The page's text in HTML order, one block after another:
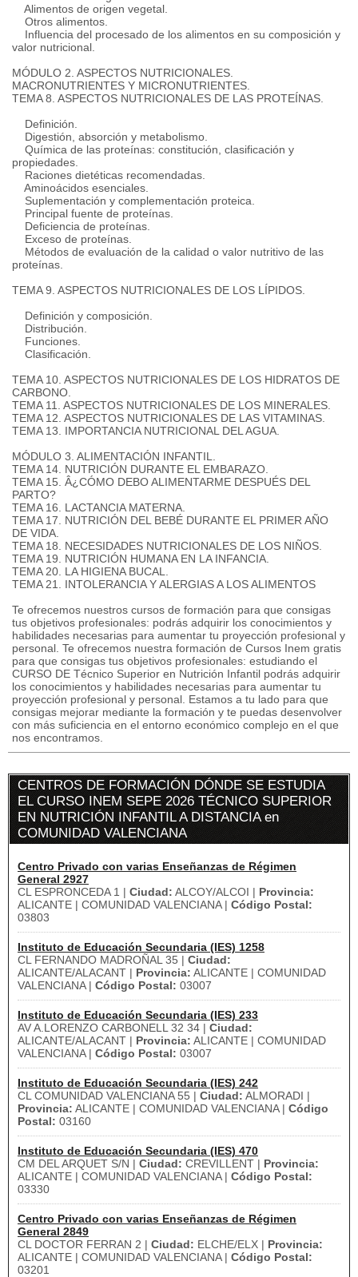
Alimentos de origen vegetal.
Otros alimentos.
Influencia del procesado de los alimentos en su composición y
valor nutricional.
MÓDULO 2. ASPECTOS NUTRICIONALES.
MACRONUTRIENTES Y MICRONUTRIENTES.
TEMA 8. ASPECTOS NUTRICIONALES DE LAS PROTEÍNAS.
Definición.
Digestión, absorción y metabolismo.
Química de las proteínas: constitución, clasificación y
propiedades.
Raciones dietéticas recomendadas.
Aminoácidos esenciales.
Suplementación y complementación proteica.
Principal fuente de proteínas.
Deficiencia de proteínas.
Exceso de proteínas.
Métodos de evaluación de la calidad o valor nutritivo de las
proteínas.
TEMA 9. ASPECTOS NUTRICIONALES DE LOS LÍPIDOS.
Definición y composición.
Distribución.
Funciones.
Clasificación.
TEMA 10. ASPECTOS NUTRICIONALES DE LOS HIDRATOS DE
CARBONO.
TEMA 11. ASPECTOS NUTRICIONALES DE LOS MINERALES.
TEMA 12. ASPECTOS NUTRICIONALES DE LAS VITAMINAS.
TEMA 13. IMPORTANCIA NUTRICIONAL DEL AGUA.
MÓDULO 3. ALIMENTACIÓN INFANTIL.
TEMA 14. NUTRICIÓN DURANTE EL EMBARAZO.
TEMA 15. Â¿CÓMO DEBO ALIMENTARME DESPUÉS DEL
PARTO?
TEMA 16. LACTANCIA MATERNA.
TEMA 17. NUTRICIÓN DEL BEBÉ DURANTE EL PRIMER AÑO
DE VIDA.
TEMA 18. NECESIDADES NUTRICIONALES DE LOS NIÑOS.
TEMA 19. NUTRICIÓN HUMANA EN LA INFANCIA.
TEMA 20. LA HIGIENA BUCAL.
TEMA 21. INTOLERANCIA Y ALERGIAS A LOS ALIMENTOS
Te ofrecemos nuestros cursos de formación para que consigas
tus objetivos profesionales: podrás adquirir los conocimientos y
habilidades necesarias para aumentar tu proyección profesional y
personal. Te ofrecemos nuestra formación de Cursos Inem gratis
para que consigas tus objetivos profesionales: estudiando el
CURSO DE Técnico Superior en Nutrición Infantil podrás adquirir
los conocimientos y habilidades necesarias para aumentar tu
proyección profesional y personal. Estamos a tu lado para que
consigas mejorar mediante la formación y te puedas desenvolver
con más suficiencia en el entorno económico complejo en el que
nos encontramos.
CENTROS DE FORMACIÓN DÓNDE SE ESTUDIA
EL CURSO INEM SEPE 2026 TÉCNICO SUPERIOR
EN NUTRICIÓN INFANTIL A DISTANCIA en
COMUNIDAD VALENCIANA
Centro Privado con varias Enseñanzas de Régimen
General 2927
CL ESPRONCEDA 1 | Ciudad: ALCOY/ALCOI | Provincia:
ALICANTE | COMUNIDAD VALENCIANA | Código Postal:
03803
Instituto de Educación Secundaria (IES) 1258
CL FERNANDO MADROÑAL 35 | Ciudad:
ALICANTE/ALACANT | Provincia: ALICANTE | COMUNIDAD
VALENCIANA | Código Postal: 03007
Instituto de Educación Secundaria (IES) 233
AV A.LORENZO CARBONELL 32 34 | Ciudad:
ALICANTE/ALACANT | Provincia: ALICANTE | COMUNIDAD
VALENCIANA | Código Postal: 03007
Instituto de Educación Secundaria (IES) 242
CL COMUNIDAD VALENCIANA 55 | Ciudad: ALMORADI |
Provincia: ALICANTE | COMUNIDAD VALENCIANA | Código
Postal: 03160
Instituto de Educación Secundaria (IES) 470
CM DEL ARQUET S/N | Ciudad: CREVILLENT | Provincia:
ALICANTE | COMUNIDAD VALENCIANA | Código Postal:
03330
Centro Privado con varias Enseñanzas de Régimen
General 2849
CL DOCTOR FERRAN 2 | Ciudad: ELCHE/ELX | Provincia:
ALICANTE | COMUNIDAD VALENCIANA | Código Postal:
03201